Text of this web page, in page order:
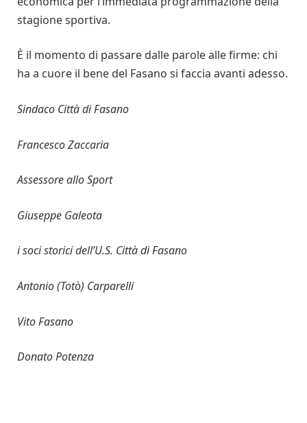
stagione sportiva.
È il momento di passare dalle parole alle firme: chi
ha a cuore il bene del Fasano si faccia avanti adesso.
Sindaco Città di Fasano
Francesco Zaccaria
Assessore allo Sport
Giuseppe Galeota
i soci storici dell’U.S. Città di Fasano
Antonio (Totò) Carparelli
Vito Fasano
Donato Potenza